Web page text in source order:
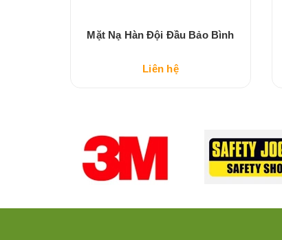
Mặt Nạ Hàn Đội Đầu Bảo Bình
Liên hệ